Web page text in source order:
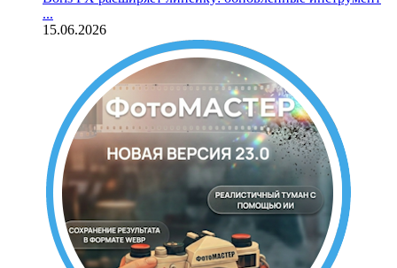
...
15.06.2026